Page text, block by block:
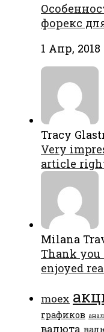
форекс
1 Апр, 2018
Tracy
Very
article
Milana
Thank you
enjoyed
moex
графиков
валюта